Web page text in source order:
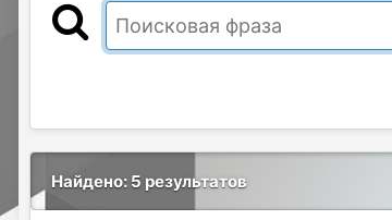
Найдено: 5 результатов